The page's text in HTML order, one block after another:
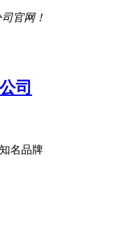
官网！
名品牌